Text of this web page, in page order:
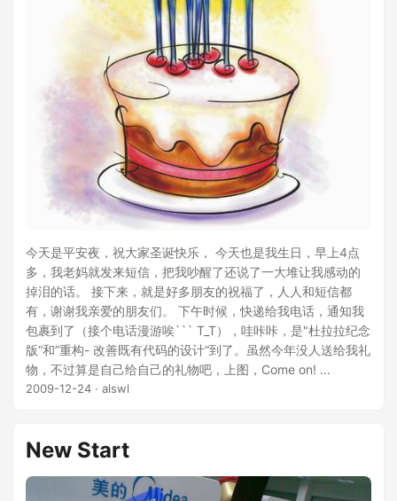
今天是平安夜，祝大家圣诞快乐， 今天也是我生日，早上4点
多，我老妈就发来短信，把我吵醒了还说了一大堆让我感动的
掉泪的话。 接下来，就是好多朋友的祝福了，人人和短信都
有，谢谢我亲爱的朋友们。 下午时候，快递给我电话，通知我
包裹到了（接个电话漫游唉``` T_T），哇咔咔，是"杜拉拉纪念
版“和”重构- 改善既有代码的设计“到了。虽然今年没人送给我礼
物，不过算是自己给自己的礼物吧，上图，Come on! ...
2009-12-24 · alswl
New Start